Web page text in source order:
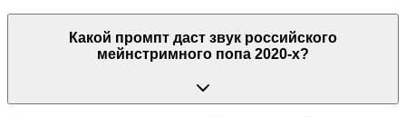
Какой промпт даст звук российского
мейнстримного попа 2020-х?